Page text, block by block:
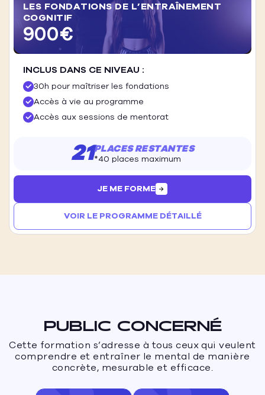
LES FONDATIONS DE L’ENTRAÎNEMENT
COGNITIF
900€
INCLUS DANS CE NIVEAU :
30h pour maîtriser les fondations
Accès à vie au programme
Accès aux sessions de mentorat
21PLACES RESTANTES
*40 places maximum
JE ME FORME
VOIR LE PROGRAMME DÉTAILLÉ
PUBLIC CONCERNÉ
Cette formation s’adresse à tous ceux qui veulent
comprendre et entraîner le mental de manière
concrète, mesurable et efficace.